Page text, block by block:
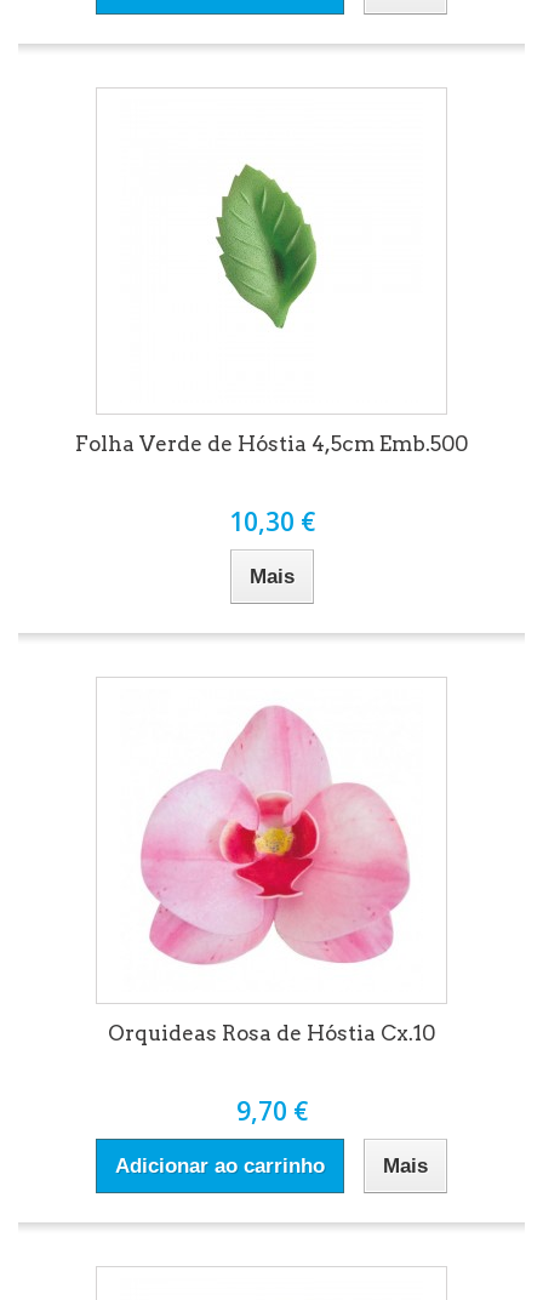
Folha Verde de Hóstia 4,5cm Emb.500
10,30 €
Mais
Orquideas Rosa de Hóstia Cx.10
9,70 €
Adicionar ao carrinho Mais